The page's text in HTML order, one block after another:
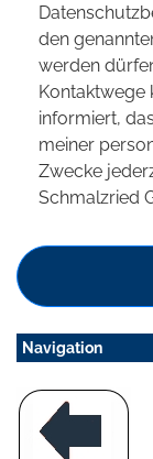
den
werden
Kontaktwege
informiert,
meiner
Zwecke
Schmalzried
Navigation